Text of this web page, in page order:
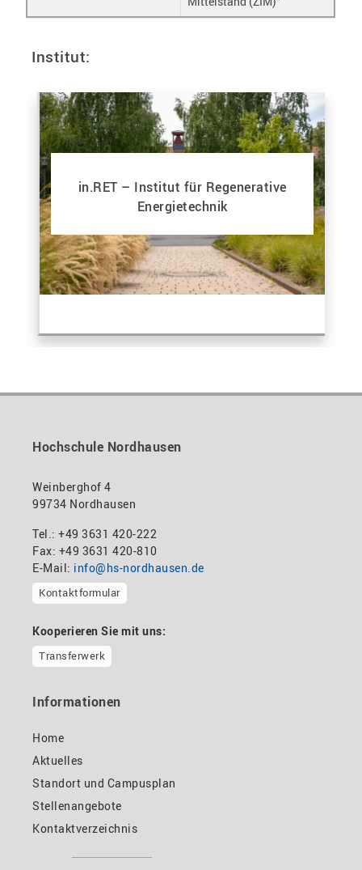
Institut:
in.RET – Institut für Regenerative
Energietechnik
Hochschule Nordhausen
Weinberghof 4
99734 Nordhausen
Tel.: +49 3631 420-222
Fax: +49 3631 420-810
E-Mail: info@hs-nordhausen.de
Kontaktformular
Kooperieren Sie mit uns:
Transferwerk
Informationen
Home
Aktuelles
Standort und Campusplan
Stellenangebote
Kontaktverzeichnis